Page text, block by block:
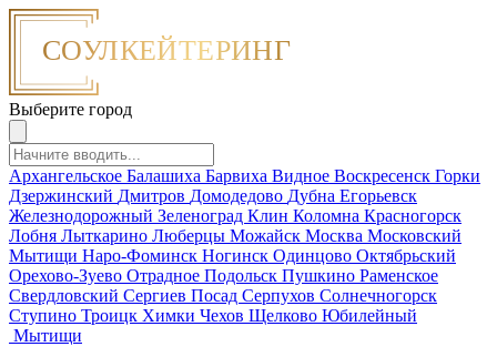
Выберите город
Архангельское Балашиха Барвиха Видное Воскресенск Горки
Дзержинский Дмитров Домодедово Дубна Егорьевск
Железнодорожный Зеленоград Клин Коломна Красногорск
Лобня Лыткарино Люберцы Можайск Москва Московский
Мытищи Наро-Фоминск Ногинск Одинцово Октябрьский
Орехово-Зуево Отрадное Подольск Пушкино Раменское
Свердловский Сергиев Посад Серпухов Солнечногорск
Ступино Троицк Химки Чехов Щелково Юбилейный
Мытищи